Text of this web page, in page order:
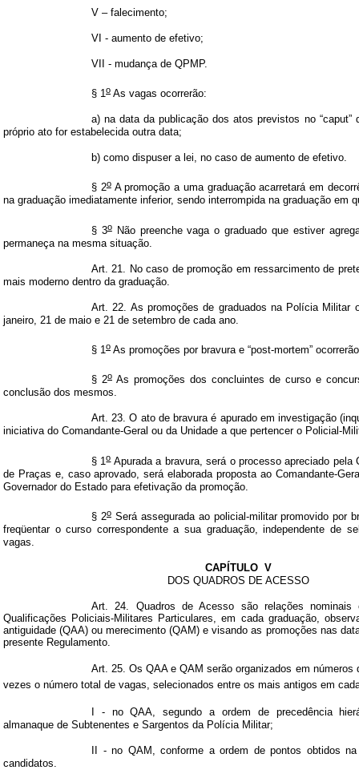
V – falecimento;
VI - aumento de efetivo;
VII - mudança de QPMP.
§ 1o As vagas ocorrerão:
a) na data da publicação dos atos previstos no “caput”
próprio ato for estabelecida outra data;
b) como dispuser a lei, no caso de aumento de efetivo.
§ 2oA promoção a uma graduação acarretará em
na graduação imediatamente inferior, sendo interrompida na graduação em
§ 3oNão preenche vaga o graduado que estiver
permaneça na mesma situação.
Art. 21. No caso de promoção em ressarcimento de
mais moderno dentro da graduação.
Art. 22. As promoções de graduados na Polícia Militar
janeiro, 21 de maio e 21 de setembro de cada ano.
§ 1o As promoções por bravura e “post-mortem”
§ 2o As promoções dos concluintes de curso e
conclusão dos mesmos.
Art. 23. O ato de bravura é apurado em investigação
iniciativa do Comandante-Geral ou da Unidade a que pertencer o Policial-
§ 1oApurada a bravura, será o processo apreciado pela
de Praças e, caso aprovado, será elaborada proposta ao Comandante-
Governador do Estado para efetivação da promoção.
§ 2oSerá assegurada ao policial-militar promovido por
freqüentar o curso correspondente a sua graduação, independente de
vagas.
CAPÍTULO V
DOS QUADROS DE ACESSO
Art. 24. Quadros de Acesso são relações nominais
Qualificações Policiais-Militares Particulares, em cada graduação,
antiguidade (QAA) ou merecimento (QAM) e visando as promoções nas
presente Regulamento.
Art. 25. Os QAA e QAM serão organizados em números
vezes o número total de vagas, selecionados entre os mais antigos em
I - no QAA, segundo a ordem de precedência
almanaque de Subtenentes e Sargentos da Polícia Militar;
II - no QAM, conforme a ordem de pontos obtidos
candidatos.